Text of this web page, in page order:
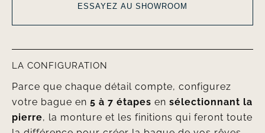
ESSAYEZ AU SHOWROOM
LA CONFIGURATION
Parce que chaque détail compte, configurez
votre bague en 5 à 7 étapes en sélectionnant la
pierre, la monture et les finitions qui feront toute